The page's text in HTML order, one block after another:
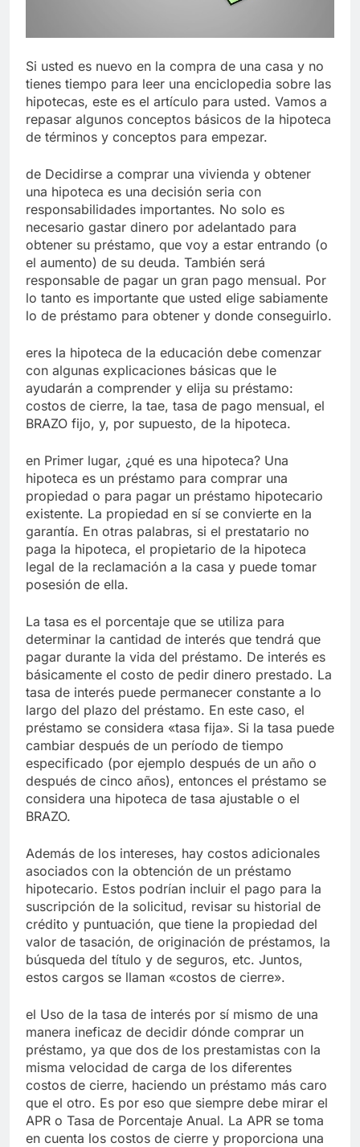
paranormales con
nocturna y reuniones de
secuestrados
La Inteligencia Artificial
deepfake de Samsung
fabrica un clip de
movimiento desde una
sola foto
7 Años Atrás
Si usted es nuevo en la compra de una casa y no
tienes tiempo para leer una enciclopedia sobre las
hipotecas, este es el artículo para usted. Vamos a
repasar algunos conceptos básicos de la hipoteca
de términos y conceptos para empezar.
de Decidirse a comprar una vivienda y obtener
una hipoteca es una decisión seria con
responsabilidades importantes. No solo es
necesario gastar dinero por adelantado para
obtener su préstamo, que voy a estar entrando (o
el aumento) de su deuda. También será
responsable de pagar un gran pago mensual. Por
lo tanto es importante que usted elige sabiamente
lo de préstamo para obtener y donde conseguirlo.
eres la hipoteca de la educación debe comenzar
con algunas explicaciones básicas que le
ayudarán a comprender y elija su préstamo:
costos de cierre, la tae, tasa de pago mensual, el
BRAZO fijo, y, por supuesto, de la hipoteca.
en Primer lugar, ¿qué es una hipoteca? Una
hipoteca es un préstamo para comprar una
propiedad o para pagar un préstamo hipotecario
existente. La propiedad en sí se convierte en la
garantía. En otras palabras, si el prestatario no
paga la hipoteca, el propietario de la hipoteca
legal de la reclamación a la casa y puede tomar
posesión de ella.
La tasa es el porcentaje que se utiliza para
determinar la cantidad de interés que tendrá que
pagar durante la vida del préstamo. De interés es
básicamente el costo de pedir dinero prestado. La
tasa de interés puede permanecer constante a lo
largo del plazo del préstamo. En este caso, el
préstamo se considera «tasa fija». Si la tasa puede
cambiar después de un período de tiempo
especificado (por ejemplo después de un año o
después de cinco años), entonces el préstamo se
considera una hipoteca de tasa ajustable o el
BRAZO.
Además de los intereses, hay costos adicionales
asociados con la obtención de un préstamo
hipotecario. Estos podrían incluir el pago para la
suscripción de la solicitud, revisar su historial de
crédito y puntuación, que tiene la propiedad del
valor de tasación, de originación de préstamos, la
búsqueda del título y de seguros, etc. Juntos,
estos cargos se llaman «costos de cierre».
el Uso de la tasa de interés por sí mismo de una
manera ineficaz de decidir dónde comprar un
préstamo, ya que dos de los prestamistas con la
misma velocidad de carga de los diferentes
costos de cierre, haciendo un préstamo más caro
que el otro. Es por eso que siempre debe mirar el
APR o Tasa de Porcentaje Anual. La APR se toma
en cuenta los costos de cierre y proporciona una